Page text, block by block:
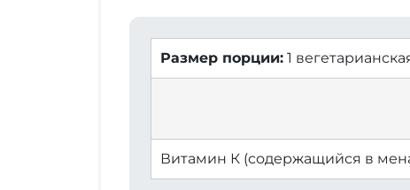
Размер порции: 1
Витамин К (содержащийся в